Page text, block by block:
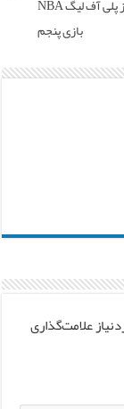
بازی پنجم
علامت‌گذاری